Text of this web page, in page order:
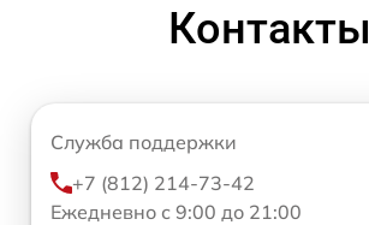
Контакты
Служба поддержки
+7 (812) 214-73-42
Ежедневно с 9:00 до 21:00